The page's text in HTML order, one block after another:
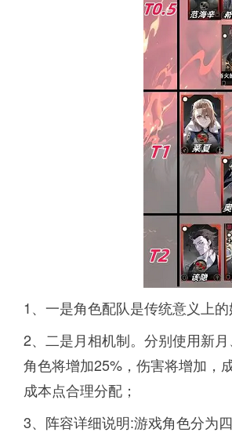
1、一是角色配队是传统意义上
2、二是月相机制。分别使用新
角色将增加25%，伤害将增加，
成本点合理分配；
3、阵容详细说明:游戏角色分为